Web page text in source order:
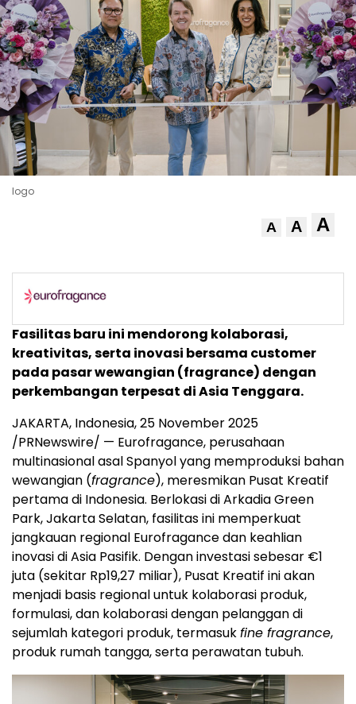
logo
A A A
Fasilitas baru ini mendorong kolaborasi,
kreativitas, serta inovasi bersama customer
pada pasar wewangian (fragrance) dengan
perkembangan terpesat diAsia Tenggara.
JAKARTA, Indonesia,25 November 2025
/PRNewswire/ — Eurofragance, perusahaan
multinasional asal Spanyol yang memproduksi bahan
wewangian (fragrance), meresmikan Pusat Kreatif
pertama di Indonesia. Berlokasi diArkadia Green
Park, Jakarta Selatan, fasilitas ini memperkuat
jangkauan regional Eurofragance dan keahlian
inovasi di Asia Pasifik. Dengan investasi sebesar €1
juta (sekitar Rp19,27 miliar), Pusat Kreatif ini akan
menjadi basis regional untuk kolaborasi produk,
formulasi, dan kolaborasi dengan pelanggan di
sejumlah kategori produk, termasukfine fragrance,
produk rumah tangga, serta perawatan tubuh.